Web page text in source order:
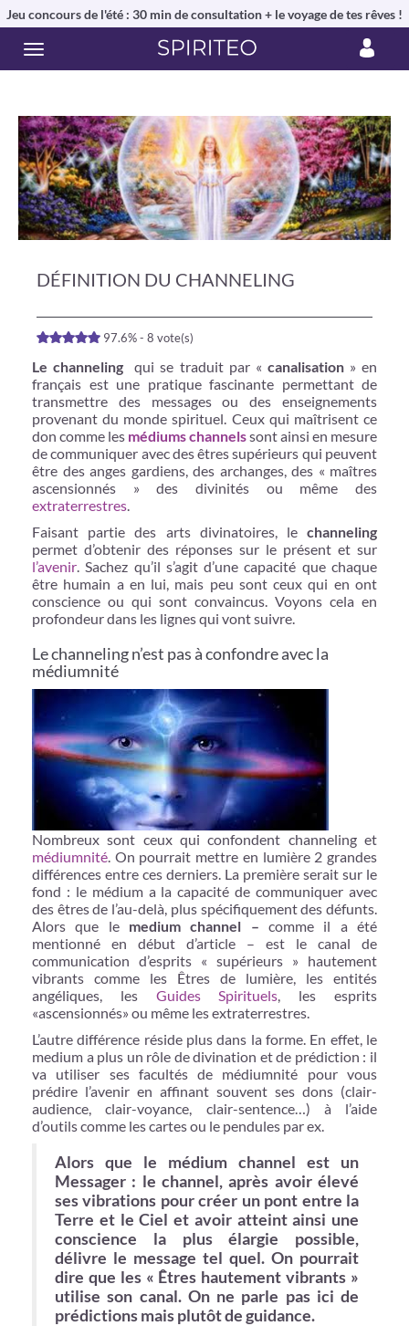
Jeu concours de l'été : 30 min de consultation + le voyage de tes rêves !
DÉFINITION DU CHANNELING
97.6% - 8 vote(s)
Le channeling qui se traduit par « canalisation» en
français est une pratique fascinante permettant de
transmettre des messages ou des enseignements
provenant du monde spirituel. Ceux qui maîtrisent ce
don comme les médiums channelssont ainsi en mesure
de communiquer avec des êtres supérieurs qui peuvent
être des anges gardiens, des archanges, des « maîtres
ascensionnés » des divinités ou même des
extraterrestres.
Faisant partie des arts divinatoires, le channeling
permet d’obtenir des réponses sur le présent et sur
l’avenir. Sachez qu’il s’agit d’une capacité que chaque
être humain a en lui, mais peu sont ceux qui en ont
conscience ou qui sont convaincus. Voyons cela en
profondeur dans les lignes qui vont suivre.
Le channeling n’est pas à confondre avec la
médiumnité
Nombreux sont ceux qui confondent channeling et
médiumnité. On pourrait mettre en lumière 2 grandes
différences entre ces derniers. La première serait sur le
fond : le médium a la capacité de communiquer avec
des êtres de l’au-delà, plus spécifiquement des défunts.
Alors que le medium channel – comme il a été
mentionné en début d’article – est le canal de
communication d’esprits « supérieurs » hautement
vibrants comme les Êtres de lumière, les entités
angéliques, les Guides Spirituels, les esprits
«ascensionnés» ou même les extraterrestres.
L’autre différence réside plus dans la forme. En effet, le
medium a plus un rôle de divination et de prédiction : il
va utiliser ses facultés de médiumnité pour vous
prédire l’avenir en affinant souvent ses dons (clair-
audience, clair-voyance, clair-sentence…) à l’aide
d’outils comme les cartes ou le pendules par ex.
Alors que le médium channel est un
Messager : le channel, après avoir élevé
ses vibrations pour créer un pont entre la
Terre et le Ciel et avoir atteint ainsi une
conscience la plus élargie possible,
délivre le message tel quel. On pourrait
dire que les « Êtres hautement vibrants »
utilise son canal. On ne parle pas ici de
prédictions mais plutôt de guidance.